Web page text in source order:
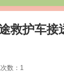
救护车接
数：1